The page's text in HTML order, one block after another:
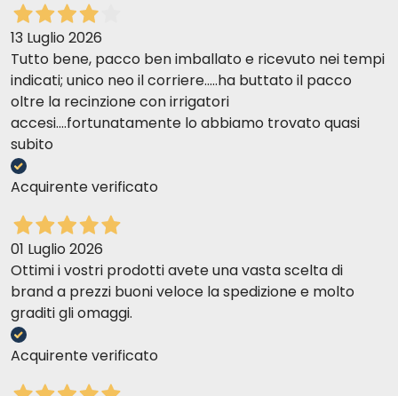
13 Luglio 2026
Tutto bene, pacco ben imballato e ricevuto nei tempi
indicati; unico neo il corriere.....ha buttato il pacco
oltre la recinzione con irrigatori
accesi....fortunatamente lo abbiamo trovato quasi
subito
Acquirente verificato
01 Luglio 2026
Ottimi i vostri prodotti avete una vasta scelta di
brand a prezzi buoni veloce la spedizione e molto
graditi gli omaggi.
Acquirente verificato